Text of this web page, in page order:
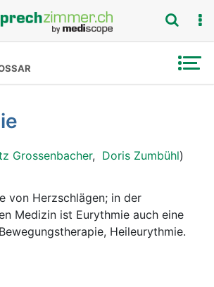
Grossenbacher, Doris Zumbühl)
von Herzschlägen; in der
Medizin ist Eurythmie auch eine
Heileurythmie.